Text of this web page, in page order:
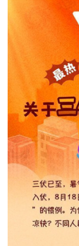
悠游
相亲
汽车
房产
消费
创意
文化